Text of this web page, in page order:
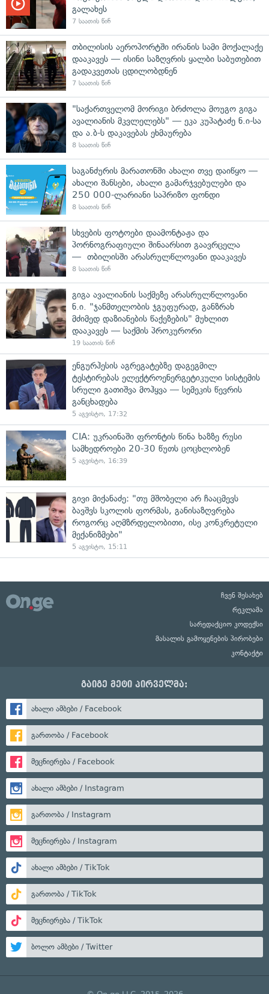
გალახეს
7 საათის წინ
თბილისის აეროპორტში ირანის სამი მოქალაქე
დააკავეს — ისინი საზღვრის ყალბი საბუთებით
გადაკვეთას ცდილობდნენ
7 საათის წინ
"საქართველომ მორიგი ბრძოლა მოუგო გიგა
ავალიანის მკვლელებს" — ეკა კუპატაძე ნ.ი-სა
და ა.ბ-ს დაკავებას ეხმაურება
8 საათის წინ
საგანძურის მარათონში ახალი თვე დაიწყო —
ახალი შანსები, ახალი გამარჯვებულები და
250 000-ლარიანი საპრიზო ფონდი
8 საათის წინ
სხვების ფოტოები დაამონტაჟა და
პორნოგრაფიული შინაარსით გაავრცელა
— თბილისში არასრულწლოვანი დააკავეს
8 საათის წინ
გიგა ავალიანის საქმეზე არასრულწლოვანი
ნ.ი. "ჯანმთელობის ჯგუფურად, განზრახ
მძიმედ დაზიანების წაქეზების" მუხლით
დააკავეს — საქმის პროკურორი
19 საათის წინ
ენგურჰესის აგრეგატებზე დაგეგმილ
ტესტირებას ელექტროენერგეტიკული სისტემის
სრული გათიშვა მოჰყვა — სემეკის წევრის
განცხადება
5 აგვისტო, 17:32
CIA: უკრაინაში ფრონტის წინა ხაზზე რუსი
სამხედროები 20-30 წუთს ცოცხლობენ
5 აგვისტო, 16:39
გივი მიქანაძე: "თუ მშობელი არ ჩააცმევს
ბავშვს სკოლის ფორმას, განისაზღვრება
როგორც აღმზრდელობითი, ისე კონკრეტული
მექანიზმები"
5 აგვისტო, 15:11
ჩვენ შესახებ
რეკლამა
სარედაქციო კოდექსი
მასალის გამოყენების პირობები
კონტაქტი
გაიგე მეტი პირველმა:
ახალი ამბები / Facebook
გართობა / Facebook
მეცნიერება / Facebook
ახალი ამბები / Instagram
გართობა / Instagram
მეცნიერება / Instagram
ახალი ამბები / TikTok
გართობა / TikTok
მეცნიერება / TikTok
ბოლო ამბები / Twitter